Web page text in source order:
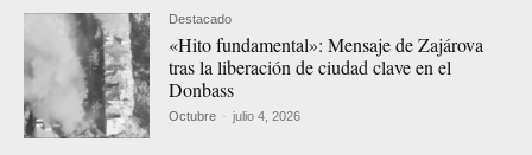
Destacado
«Hito fundamental»: Mensaje de Zajárova
tras la liberación de ciudad clave en el
Donbass
Octubre - julio 4, 2026